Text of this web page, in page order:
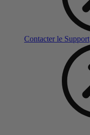
Contacter le Support